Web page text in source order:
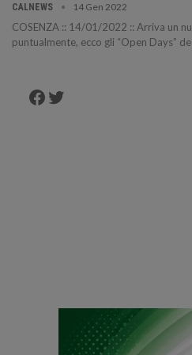
CALNEWS 14 Gen 2022
COSENZA :: 14/01/2022 :: Arriva un
puntualmente, ecco gli “Open Days”
Facebook
Twitter